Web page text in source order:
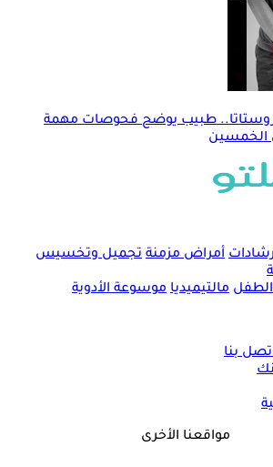
طبيب يوضح فحوصات مهمة
الخمسين
أمراض مزمنة تجميل وتخسيس
مالتيميديا موسوعة الأدوية
بنا
مواقعنا الأخرى